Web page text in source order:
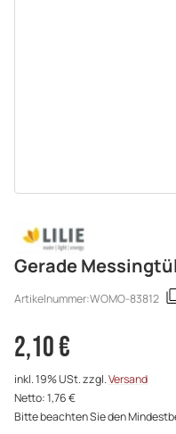
Gerade
Artikelnummer:WOMO-83812
2,10 €
inkl. 19% USt. zzgl.Versand
Netto: 1,76 €
Bitte beachten Sie den